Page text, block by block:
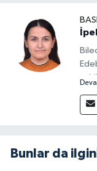
Bunlar da